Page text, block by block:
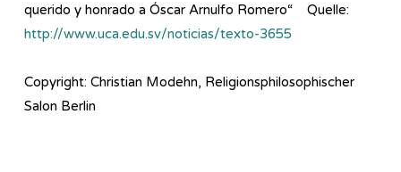
querido y honrado a Óscar Arnulfo Romero“ Quelle:
http://www.uca.edu.sv/noticias/texto-3655
Copyright: Christian Modehn, Religionsphilosophischer
Salon Berlin